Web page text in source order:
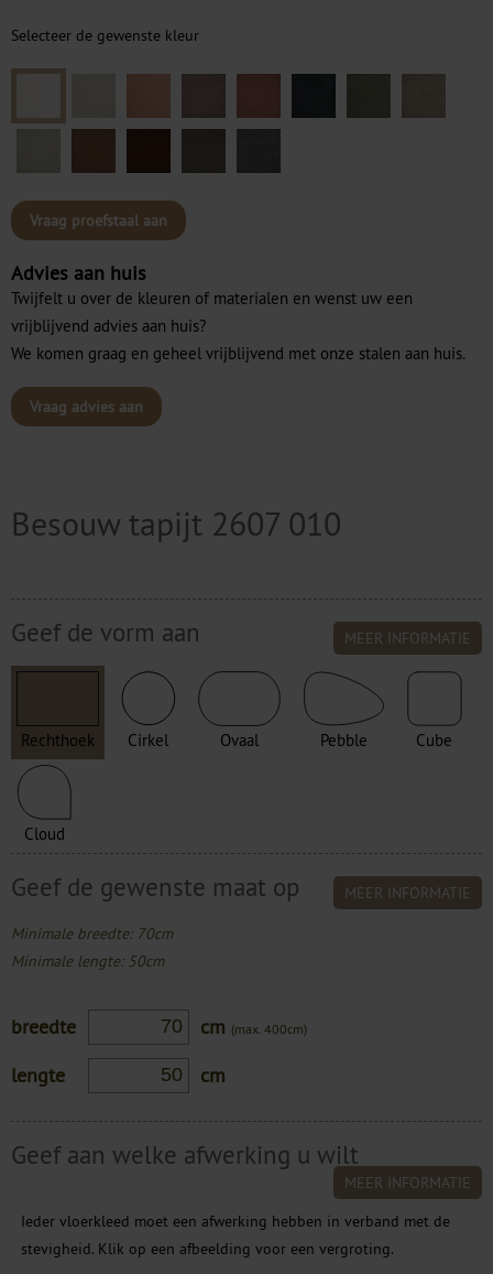
Selecteer de gewenste kleur
Vraag proefstaal aan
Advies aan huis
Twijfelt u over de kleuren of materialen en wenst uw een
vrijblijvend advies aan huis?
We komen graag en geheel vrijblijvend met onze stalen aan huis.
Vraag advies aan
Besouw tapijt 2607 010
Geef de vorm aan MEER INFORMATIE
Rechthoek Cirkel Ovaal Pebble Cube
Cloud
Geef de gewenste maat op MEER INFORMATIE
Minimale breedte: 70cm
Minimale lengte: 50cm
breedte cm (max. 400cm)
lengte cm
Geef aan welke afwerking u wilt
MEER INFORMATIE
Ieder vloerkleed moet een afwerking hebben in verband met de
stevigheid. Klik op een afbeelding voor een vergroting.